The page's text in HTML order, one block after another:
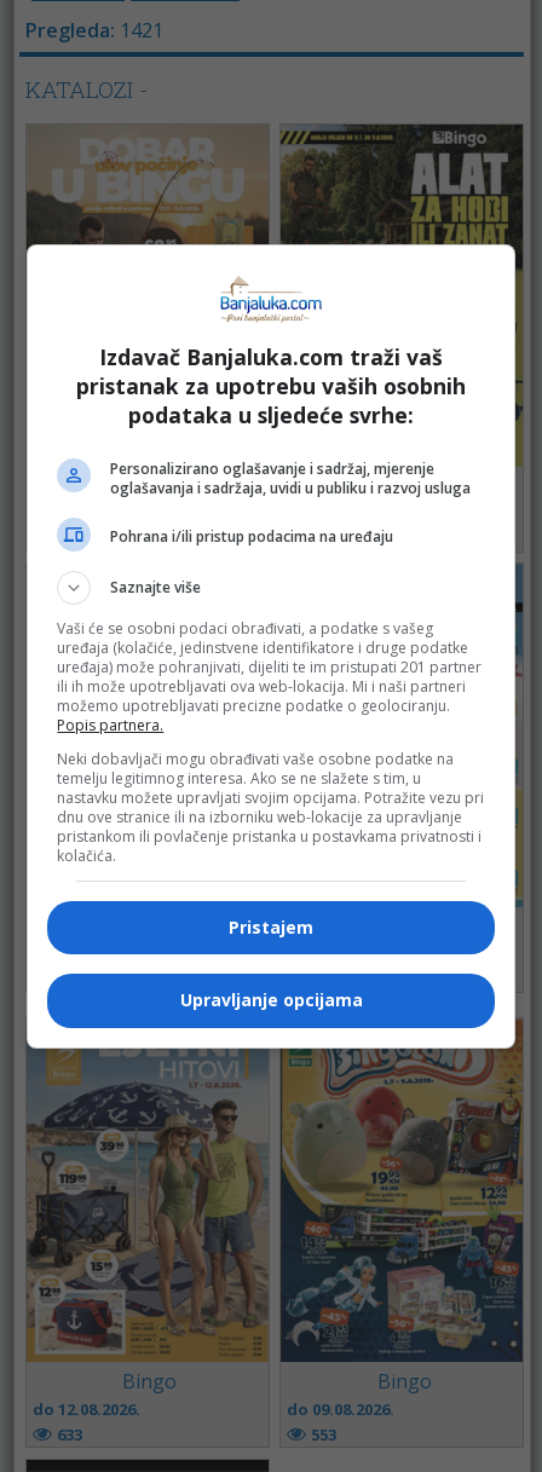
Pregleda: 1421
KATALOZI -
Bingo
do 09.08.2026.
489
Bingo
506
do ...
511
do 09.08.2026.
790
Bingo
do 12.08.2026.
633
Bingo
do 09.08.2026.
553
Izdavač Banjaluka.com traži vaš
pristanak za upotrebu vaših osobnih
podataka u sljedeće svrhe:
Personalizirano oglašavanje i sadržaj, mjerenje
oglašavanja i sadržaja, uvidi u publiku i razvoj usluga
Pohrana i/ili pristup podacima na uređaju
Saznajte više
Vaši će se osobni podaci obrađivati, a podatke s vašeg
uređaja (kolačiće, jedinstvene identifikatore i druge podatke
uređaja) može pohranjivati, dijeliti te im pristupati 201 partner
ili ih može upotrebljavati ova web-lokacija. Mi i naši partneri
možemo upotrebljavati precizne podatke o geolociranju.
Popis partnera.
Neki dobavljači mogu obrađivati vaše osobne podatke na
temelju legitimnog interesa. Ako se ne slažete s tim, u
nastavku možete upravljati svojim opcijama. Potražite vezu pri
dnu ove stranice ili na izborniku web-lokacije za upravljanje
pristankom ili povlačenje pristanka u postavkama privatnosti i
kolačića.
Pristajem
Upravljanje opcijama